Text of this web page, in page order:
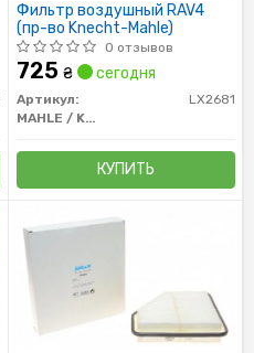
Фильтр воздушный RAV4
(пр-во Knecht-Mahle)
0 отзывов
725 ₴ сегодня
Артикул:
LX2681
MAHLE / KNECHT
КУПИТЬ